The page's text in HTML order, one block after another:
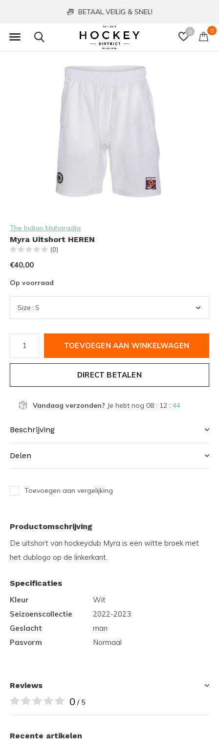
0 0
BETAAL VEILIG & SNEL!
The Indian Maharadja
Myra Uitshort HEREN
(0)
€40,00
Op voorraad
TOEVOEGEN AAN WINKELWAGEN
DIRECT BETALEN
Vandaag verzonden? Je hebt nog 08 : 12 : 44
Beschrijving
Delen
Toevoegen aan vergelijking
Productomschrijving
De uitshort van hockeyclub Myra is een witte broek met
het clublogo op de linkerkant.
Specificaties
Kleur
Wit
Seizoenscollectie
2022-2023
Geslacht
man
Pasvorm
Normaal
Reviews
0 / 5
Recente artikelen